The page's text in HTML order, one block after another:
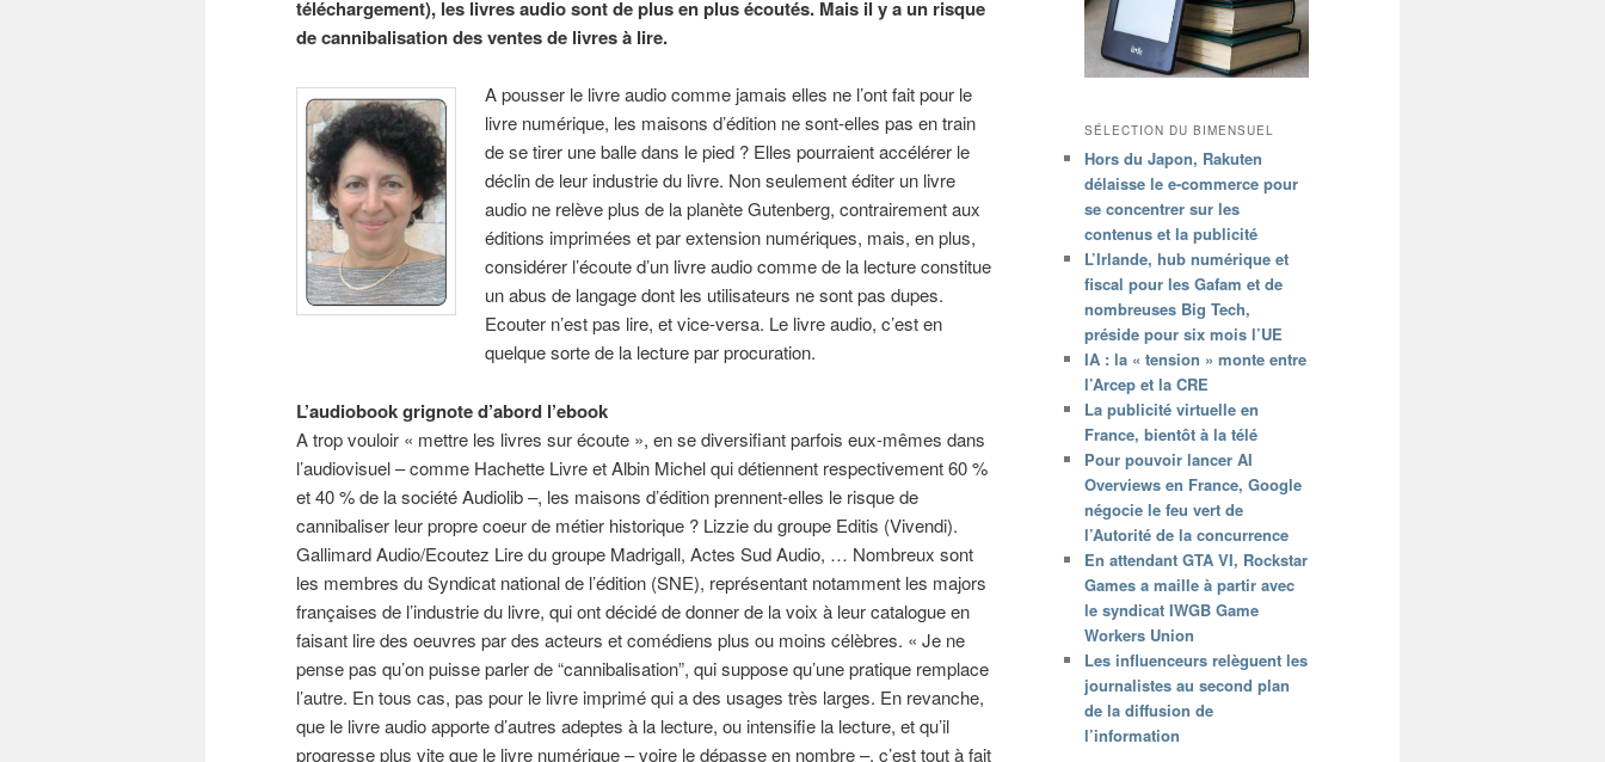
téléchargement), les livres audio sont de plus en plus écoutés. Mais il y a un risque
de cannibalisation des ventes de livres à lire.
A pousser le livre audio comme jamais elles ne l’ont fait pour le
livre numérique, les maisons d’édition ne sont-elles pas en train
de se tirer une balle dans le pied ? Elles pourraient accélérer le
déclin de leur industrie du livre. Non seulement éditer un livre
audio ne relève plus de la planète Gutenberg, contrairement aux
éditions imprimées et par extension numériques, mais, en plus,
considérer l’écoute d’un livre audio comme de la lecture constitue
un abus de langage dont les utilisateurs ne sont pas dupes.
Ecouter n’est pas lire, et vice-versa. Le livre audio, c’est en
quelque sorte de la lecture par procuration.
L’audiobook grignote d’abord l’ebook
A trop vouloir « mettre les livres sur écoute », en se diversifiant parfois eux-mêmes dans
l’audiovisuel – comme Hachette Livre et Albin Michel qui détiennent respectivement 60 %
et 40 % de la société Audiolib –, les maisons d’édition prennent-elles le risque de
cannibaliser leur propre coeur de métier historique ? Lizzie du groupe Editis (Vivendi).
Gallimard Audio/Ecoutez Lire du groupe Madrigall, Actes Sud Audio, … Nombreux sont
les membres du Syndicat national de l’édition (SNE), représentant notamment les majors
françaises de l’industrie du livre, qui ont décidé de donner de la voix à leur catalogue en
faisant lire des oeuvres par des acteurs et comédiens plus ou moins célèbres. « Je ne
pense pas qu’on puisse parler de “cannibalisation”, qui suppose qu’une pratique remplace
l’autre. En tous cas, pas pour le livre imprimé qui a des usages très larges. En revanche,
que le livre audio apporte d’autres adeptes à la lecture, ou intensifie la lecture, et qu’il
progresse plus vite que le livre numérique – voire le dépasse en nombre –, c’est tout à fait
SÉLECTION DU BIMENSUEL
Hors du Japon, Rakuten
délaisse le e-commerce pour
se concentrer sur les
contenus et la publicité
L’Irlande, hub numérique et
fiscal pour les Gafam et de
nombreuses Big Tech,
préside pour six mois l’UE
IA : la « tension » monte entre
l’Arcep et la CRE
La publicité virtuelle en
France, bientôt à la télé
Pour pouvoir lancer AI
Overviews en France, Google
négocie le feu vert de
l’Autorité de la concurrence
En attendant GTA VI, Rockstar
Games a maille à partir avec
le syndicat IWGB Game
Workers Union
Les influenceurs relèguent les
journalistes au second plan
de la diffusion de
l’information